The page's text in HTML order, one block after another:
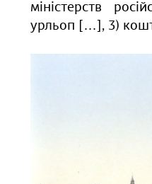
міністерств
урльоп […], 3)